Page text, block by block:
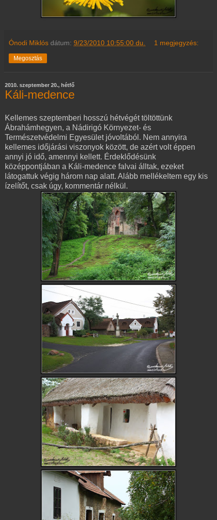
Ónodi Miklós dátum: 9/23/2010 10:55:00 du. 1 megjegyzés:
Megosztás
2010. szeptember 20., hétfő
Káli-medence
Kellemes szeptemberi hosszú hétvégét töltöttünk
Ábrahámhegyen, a Nádirigó Környezet- és
Természetvédelmi Egyesület jóvoltából. Nem annyira
kellemes időjárási viszonyok között, de azért volt éppen
annyi jó idő, amennyi kellett. Érdeklődésünk
középpontjában a Káli-medence falvai álltak, ezeket
látogattuk végig három nap alatt. Alább mellékeltem egy kis
ízelítőt, csak úgy, kommentár nélkül.